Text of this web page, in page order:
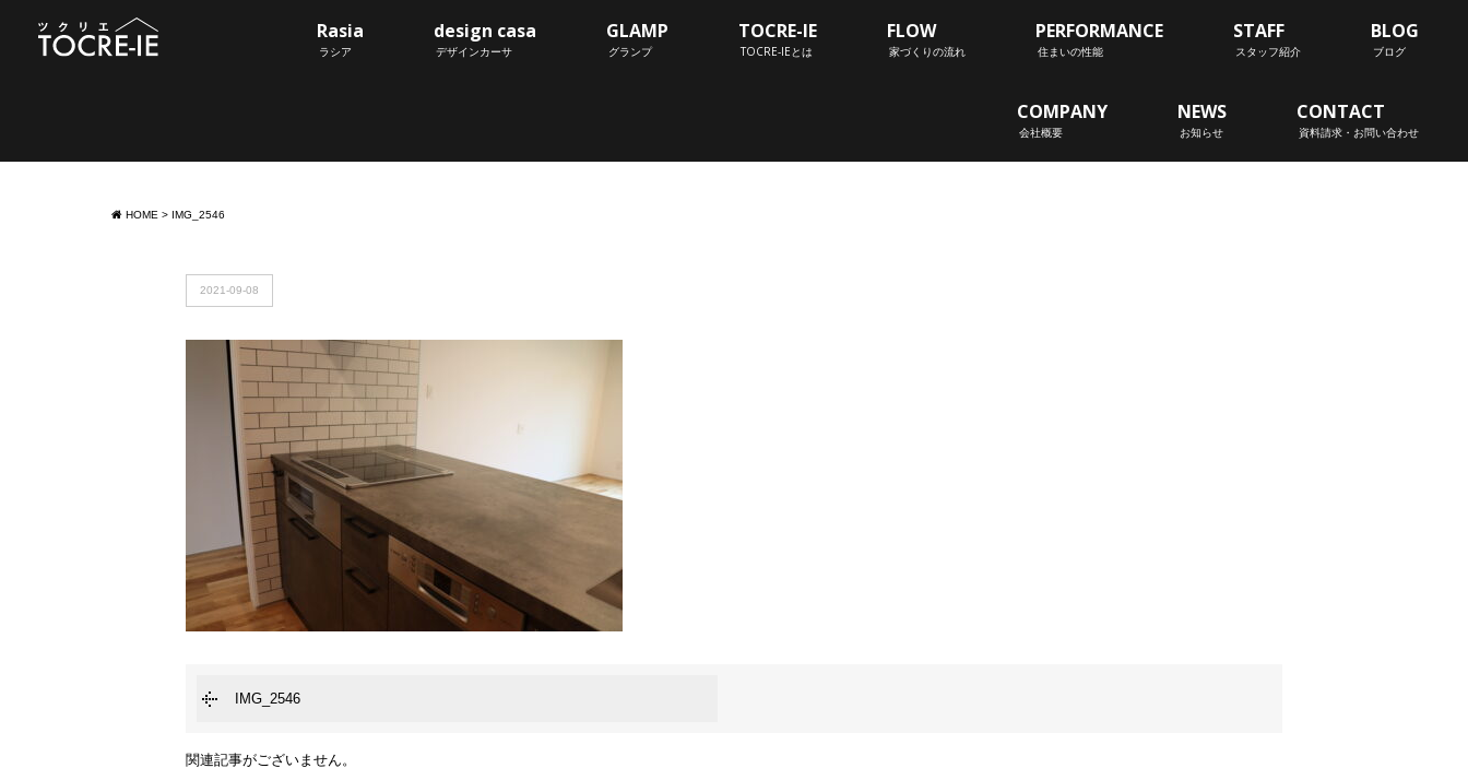
Rasia
ラシア
design casa
デザインカーサ
GLAMP
グランプ
TOCRE-IE
TOCRE-IEとは
FLOW
家づくりの流れ
PERFORMANCE
住まいの性能
STAFF
スタッフ紹介
BLOG
ブログ
COMPANY
会社概要
NEWS
お知らせ
CONTACT
資料請求・お問い合わせ
HOME > IMG_2546
2021-09-08
IMG_2546
関連記事がございません。